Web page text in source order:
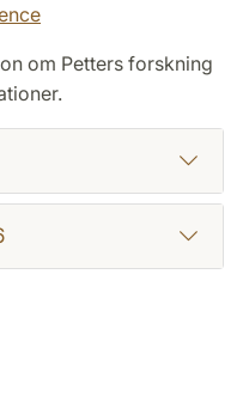
om Petters forskning